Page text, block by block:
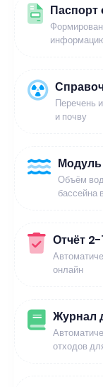
Паспорт
Перечень
и почву
Модуль
Объём
бассейна
Отчёт
онлайн
Журнал
отходов